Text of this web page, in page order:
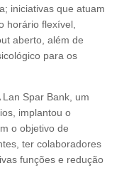
iniciativas que atuam
horário flexível,
aberto, além de
para os
Lan Spar Bank, um
implantou o
o objetivo de
ter colaboradores
funções e redução